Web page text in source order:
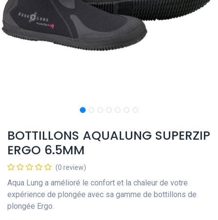
BOTTILLONS AQUALUNG SUPERZIP
ERGO 6.5MM
(0 review)
Aqua Lung a amélioré le confort et la chaleur de votre
expérience de plongée avec sa gamme de bottillons de
plongée Ergo.